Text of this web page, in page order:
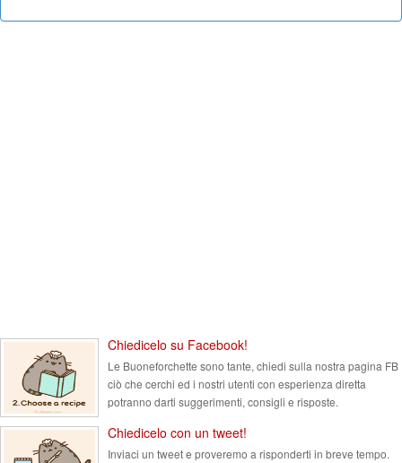
Chiedicelo su Facebook!
Le Buoneforchette sono tante, chiedi sulla nostra pagina FB
ciò che cerchi ed i nostri utenti con esperienza diretta
potranno darti suggerimenti, consigli e risposte.
Chiedicelo con un tweet!
Inviaci un tweet e proveremo a risponderti in breve tempo.